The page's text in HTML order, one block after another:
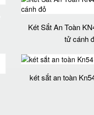
Két Sắt An Toàn
tử cánh
két sắt an toàn